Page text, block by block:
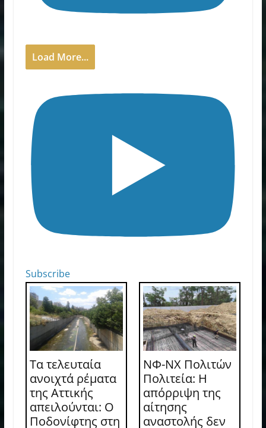
Load More...
Subscribe
Τα τελευταία
ανοιχτά ρέματα
της Αττικής
απειλούνται: Ο
Ποδονίφτης στη
ΝΦ-ΝΧ Πολιτών
Πολιτεία: Η
απόρριψη της
αίτησης
αναστολής δεν